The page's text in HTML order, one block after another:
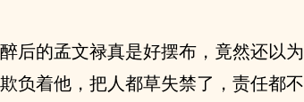
后的孟文禄真是好摆布，竟然还以为
负着他，把人都草失禁了，责任都不